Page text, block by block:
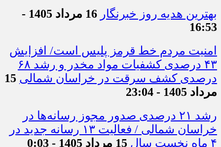
بهترین هدیه روز خبرنگار
16 مرداد 1405 -
16:53
امنیت مردم خط قرمز پلیس است/ افزایش
۴۳ درصدی کشفیات مواد مخدر و رشد ۶۸
درصدی کشف سرقت در خراسان شمالی 15
مرداد 1405 - 23:04
رشد ۲۱ درصدی صدور مجوز رسانه‌ها در
خراسان شمالی / فعالیت ۱۳ رسانه جدید در
۴ ماه نخست سال
15 مرداد 1405 - 0:03